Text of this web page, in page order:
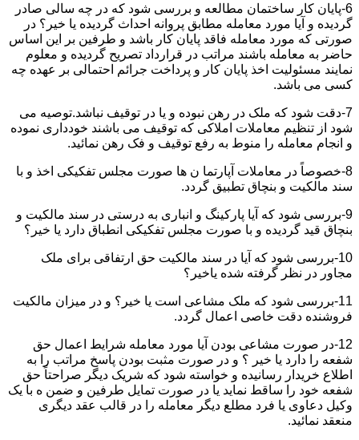
6-پایان کار ساختمان مطالعه و بررسی شود که در چه سالی صادر
گردیده و آیا مورد معامله مطابق پروانه احداث گردیده یا خیر؟ در
صورتی که مورد معامله فاقد پایان کار باشد و طرفین بر این اساس
حاضر به معامله باشند مراتب در قرارداد تصریح گردیده و معلوم
نمایند مسئولیت اخذ پایان کار و پرداخت جرائم احتمالی بر عهده چه
کسی می باشد.
7-دقت شود که ملک در رهن نبوده و یا در توقیف نباشد.توصیه می
شود از تنظیم معاملات املاکی که توقیف می باشند خودداری نموده
و انجام معامله را منوط به رفع توقیف و فک رهن نمائید.
8-خصوصاً در معاملات آپارتما ن ها صورت مجلس تفکیکی اخذ و با
سند مالکیت و بنچاق تطبیق گردد.
9-بررسی شود که آیا پارکینگ و انباری به درستی در سند مالکیت و
بنچاق قید گردیده و با صورت مجلس تفکیکی انطباق دارد یا خیر؟
10-بررسی شود که آیا در سند مالکیت حق ارتفاقی برای ملک
مجاور در نظر گرفته شده یاخیر؟
11-بررسی شود که ملک مشاعی است یا خیر؟ و در میزان مالکیت
فروشنده دقت خاصی اعمال گردد.
12-در صورت مشاعی بودن آیا مورد معامله شرایط اعمال حق
شفعه را دارد یا خیر ؟ و در صورت مثبت بودن پاسخ مراتب را به
اطلاع خریدار رسانیده و خواسته شود که شریک دیگر صراحتاً حق
شفعه خود را ساقط نماید یا در صورت تمایل طرفین و ضمن ه با یک
وکیل دعاوی یا فرد مطلع دیگر معامله را در قالب عقد دیگری
منعقد نمائید.